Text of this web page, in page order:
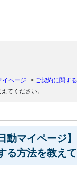
イページ > ご契約に関す
てください。
動マイページ
る方法を教えて